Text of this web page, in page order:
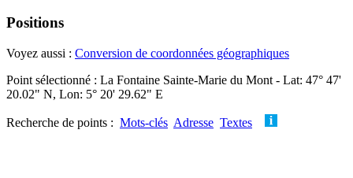
Positions
Voyez aussi : Conversion de coordonnées géographiques
Point sélectionné : La Fontaine Sainte-Marie du Mont - Lat: 47° 47'
20.02" N, Lon: 5° 20' 29.62" E
Recherche de points : Mots-clés Adresse Textes